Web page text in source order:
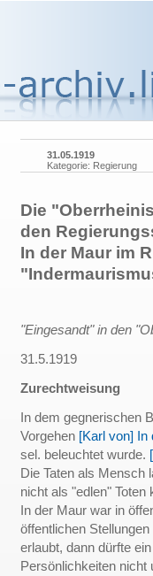
31.05.1919
Kategorie: Regierung
Die
den
In der Maur im
"Eingesandt" in den
31.5.1919
Zurechtweisung
In dem gegnerischen
Vorgehen [Karl von] In
sel. beleuchtet wurde.
Die Taten als Mensch
nicht als "edlen"
In der Maur war in
öffentlichen
erlaubt, dann dürfte
Persönlichkeiten nicht